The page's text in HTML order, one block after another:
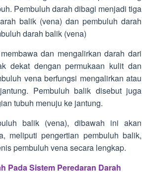
Pembuluh darah dibagi menjadi tiga
balik (vena) dan pembuluh darah
darah balik (vena)
dan mengalirkan darah dari
dekat dengan permukaan kulit dan
vena berfungsi mengalirkan atau
Pembuluh balik disebut juga
tubuh menuju ke jantung.
balik (vena), dibawah ini akan
meliputi pengertian pembuluh balik,
pembuluh vena secara lengkap.
Pada Sistem Peredaran Darah